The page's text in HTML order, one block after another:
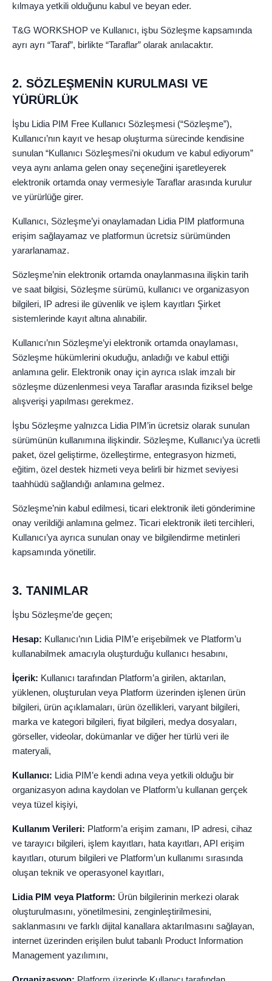
kılmaya yetkili olduğunu kabul ve beyan eder.
T&G WORKSHOP ve Kullanıcı, işbu Sözleşme kapsamında
ayrı ayrı “Taraf”, birlikte “Taraflar” olarak anılacaktır.
2. SÖZLEŞMENİN KURULMASI VE
YÜRÜRLÜK
İşbu Lidia PIM Free Kullanıcı Sözleşmesi (“Sözleşme”),
Kullanıcı’nın kayıt ve hesap oluşturma sürecinde kendisine
sunulan “Kullanıcı Sözleşmesi’ni okudum ve kabul ediyorum”
veya aynı anlama gelen onay seçeneğini işaretleyerek
elektronik ortamda onay vermesiyle Taraflar arasında kurulur
ve yürürlüğe girer.
Kullanıcı, Sözleşme’yi onaylamadan Lidia PIM platformuna
erişim sağlayamaz ve platformun ücretsiz sürümünden
yararlanamaz.
Sözleşme’nin elektronik ortamda onaylanmasına ilişkin tarih
ve saat bilgisi, Sözleşme sürümü, kullanıcı ve organizasyon
bilgileri, IP adresi ile güvenlik ve işlem kayıtları Şirket
sistemlerinde kayıt altına alınabilir.
Kullanıcı’nın Sözleşme’yi elektronik ortamda onaylaması,
Sözleşme hükümlerini okuduğu, anladığı ve kabul ettiği
anlamına gelir. Elektronik onay için ayrıca ıslak imzalı bir
sözleşme düzenlenmesi veya Taraflar arasında fiziksel belge
alışverişi yapılması gerekmez.
İşbu Sözleşme yalnızca Lidia PIM’in ücretsiz olarak sunulan
sürümünün kullanımına ilişkindir. Sözleşme, Kullanıcı’ya ücretli
paket, özel geliştirme, özelleştirme, entegrasyon hizmeti,
eğitim, özel destek hizmeti veya belirli bir hizmet seviyesi
taahhüdü sağlandığı anlamına gelmez.
Sözleşme’nin kabul edilmesi, ticari elektronik ileti gönderimine
onay verildiği anlamına gelmez. Ticari elektronik ileti tercihleri,
Kullanıcı’ya ayrıca sunulan onay ve bilgilendirme metinleri
kapsamında yönetilir.
3. TANIMLAR
İşbu Sözleşme’de geçen;
Hesap: Kullanıcı’nın Lidia PIM’e erişebilmek ve Platform’u
kullanabilmek amacıyla oluşturduğu kullanıcı hesabını,
İçerik: Kullanıcı tarafından Platform’a girilen, aktarılan,
yüklenen, oluşturulan veya Platform üzerinden işlenen ürün
bilgileri, ürün açıklamaları, ürün özellikleri, varyant bilgileri,
marka ve kategori bilgileri, fiyat bilgileri, medya dosyaları,
görseller, videolar, dokümanlar ve diğer her türlü veri ile
materyali,
Kullanıcı: Lidia PIM’e kendi adına veya yetkili olduğu bir
organizasyon adına kaydolan ve Platform’u kullanan gerçek
veya tüzel kişiyi,
Kullanım Verileri: Platform’a erişim zamanı, IP adresi, cihaz
ve tarayıcı bilgileri, işlem kayıtları, hata kayıtları, API erişim
kayıtları, oturum bilgileri ve Platform’un kullanımı sırasında
oluşan teknik ve operasyonel kayıtları,
Lidia PIM veya Platform: Ürün bilgilerinin merkezi olarak
oluşturulmasını, yönetilmesini, zenginleştirilmesini,
saklanmasını ve farklı dijital kanallara aktarılmasını sağlayan,
internet üzerinden erişilen bulut tabanlı Product Information
Management yazılımını,